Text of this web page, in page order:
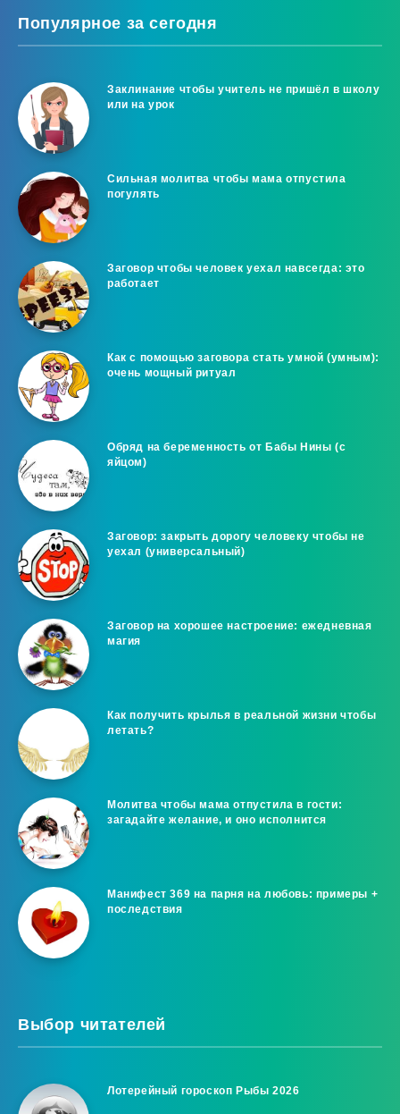
Популярное за сегодня
Заклинание чтобы учитель не пришёл в школу
или на урок
Сильная молитва чтобы мама отпустила
погулять
Заговор чтобы человек уехал навсегда: это
работает
Как с помощью заговора стать умной (умным):
очень мощный ритуал
Обряд на беременность от Бабы Нины (с
яйцом)
Заговор: закрыть дорогу человеку чтобы не
уехал (универсальный)
Заговор на хорошее настроение: ежедневная
магия
Как получить крылья в реальной жизни чтобы
летать?
Молитва чтобы мама отпустила в гости:
загадайте желание, и оно исполнится
Манифест 369 на парня на любовь: примеры +
последствия
Выбор читателей
Лотерейный гороскоп Рыбы 2026